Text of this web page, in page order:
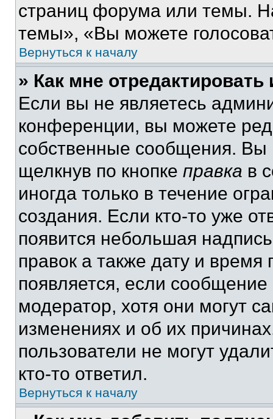
страниц форума или темы.
темы», «Вы можете
Вернуться к началу
» Как мне
Если вы не являетесь
конференции, вы можете
собственные сообщения. Вы
щелкнув по кнопке правка в
иногда только в течение
создания. Если кто-то уже
появится небольшая
правок а также дату и
появляется, если
модератор, хотя они могут
изменениях и об их
пользователи не могут
кто-то ответил.
Вернуться к началу